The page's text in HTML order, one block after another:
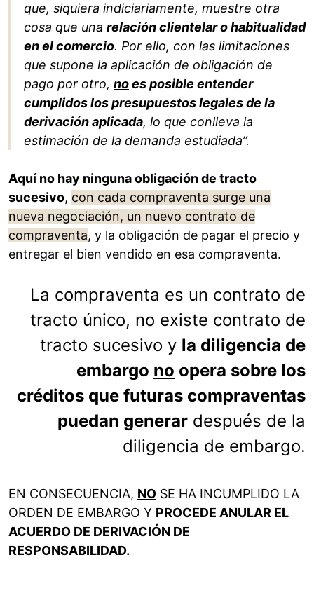
que, siquiera indiciariamente, muestre otra
cosa que una relación clientelar o habitualidad
en el comercio. Por ello, con las limitaciones
que supone la aplicación de obligación de
pago por otro, noes posible entender
cumplidos los presupuestos legales de la
derivación aplicada, lo que conlleva la
estimación de la demanda estudiada”.
Aquí no hay ninguna obligación de tracto
sucesivo, con cada compraventa surge una
nueva negociación, un nuevo contrato de
compraventa, y la obligación de pagar el precio y
entregar el bien vendido en esa compraventa.
La compraventa es un contrato de
tracto único, no existe contrato de
tracto sucesivo y la diligencia de
embargo no opera sobre los
créditos que futuras compraventas
puedan generar después de la
diligencia de embargo.
EN CONSECUENCIA, NO SE HA INCUMPLIDO LA
ORDEN DE EMBARGO Y PROCEDE ANULAR EL
ACUERDO DE DERIVACIÓN DE
RESPONSABILIDAD.